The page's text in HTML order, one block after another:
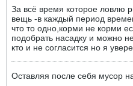
За всё время которое ловлю
вещь -в каждый период
что то одно,корми не корми
подобрать насадку и можно
кто и не согласится но я
Оставляя после себя мусор